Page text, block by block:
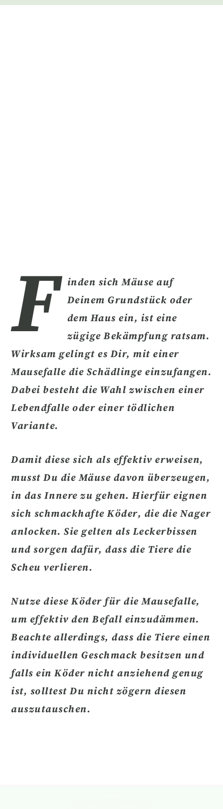
F
inden sich Mäuse auf
Deinem Grundstück oder
dem Haus ein, ist eine
zügige Bekämpfung ratsam.
Wirksam gelingt es Dir, mit einer
Mausefalle die Schädlinge einzufangen.
Dabei besteht die Wahl zwischen einer
Lebendfalle oder einer tödlichen
Variante.
Damit diese sich als effektiv erweisen,
musst Du die Mäuse davon überzeugen,
in das Innere zu gehen. Hierfür eignen
sich schmackhafte Köder, die die Nager
anlocken. Sie gelten als Leckerbissen
und sorgen dafür, dass die Tiere die
Scheu verlieren.
Nutze diese Köder für die Mausefalle,
um effektiv den Befall einzudämmen.
Beachte allerdings, dass die Tiere einen
individuellen Geschmack besitzen und
falls ein Köder nicht anziehend genug
ist, solltest Du nicht zögern diesen
auszutauschen.